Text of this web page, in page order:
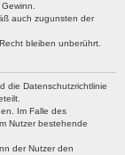
auch zugunsten der
bleiben unberührt.
die Datenschutzrichtlinie
Im Falle des
Nutzer bestehende
der Nutzer den